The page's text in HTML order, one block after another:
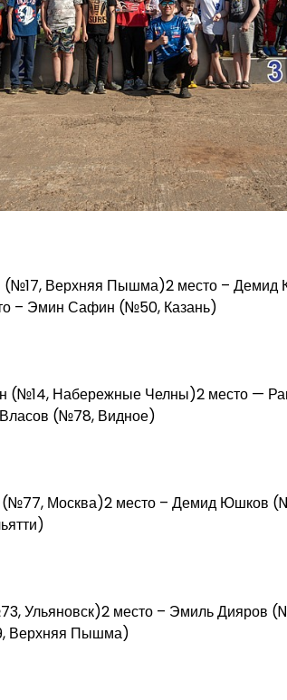
(№17, Верхняя Пышма)2 место – Демид
– Эмин Сафин (№50, Казань)
(№14, Набережные Челны)2 место —
(№78, Видное)
(№77, Москва)2 место – Демид Юшков
Ульяновск)2 место – Эмиль Дияров
Верхняя Пышма)